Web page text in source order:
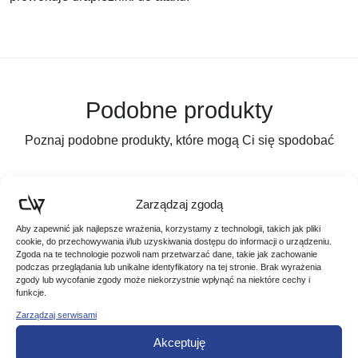
Zarządzaj zgodą
Aby zapewnić jak najlepsze wrażenia, korzystamy z technologii, takich jak pliki
cookie, do przechowywania i/lub uzyskiwania dostępu do informacji o urządzeniu.
Zgoda na te technologie pozwoli nam przetwarzać dane, takie jak zachowanie
podczas przeglądania lub unikalne identyfikatory na tej stronie. Brak wyrażenia
zgody lub wycofanie zgody może niekorzystnie wpłynąć na niektóre cechy i
funkcje.
Zarządzaj serwisami
Akceptuję
Podobne produkty
Poznaj podobne produkty, które mogą Ci się spodobać